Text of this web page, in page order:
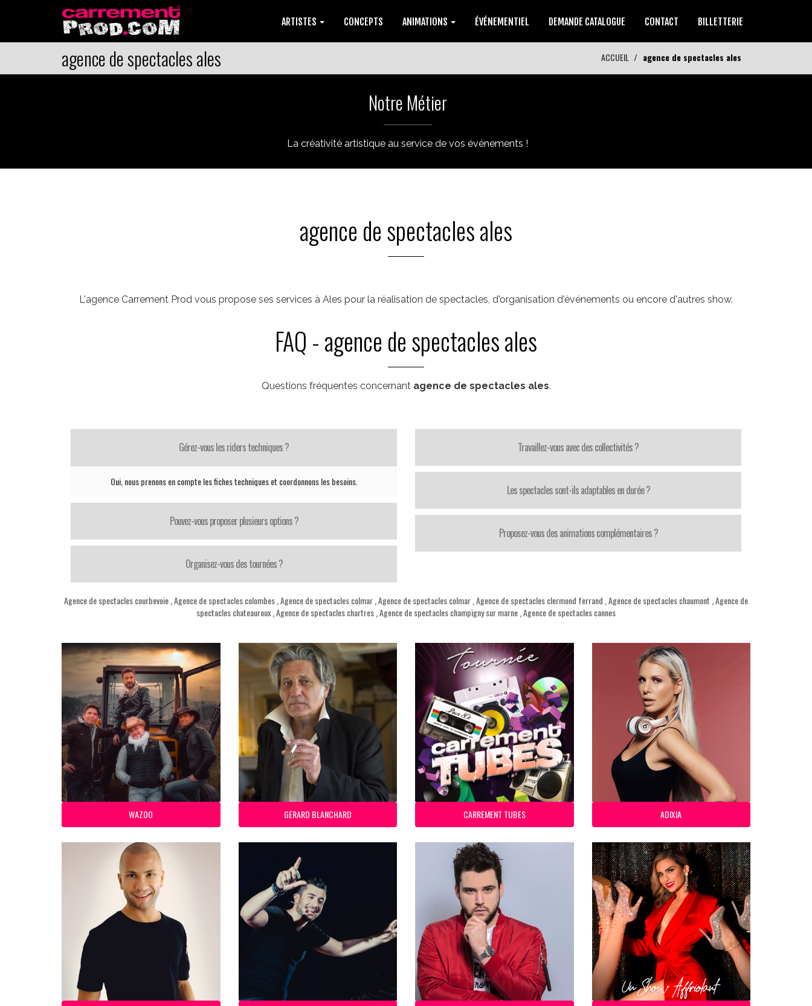
ARTISTES CONCEPTS ANIMATIONS ÉVÉNEMENTIEL DEMANDE CATALOGUE CONTACT BILLETTERIE
agence de spectacles ales ACCUEIL agence de spectacles ales
Notre Métier
La créativité artistique au service de vos événements !
agence de spectacles ales
L'agence Carrement Prod vous propose ses services à Ales pour la réalisation de spectacles, d'organisation d'événements ou encore d'autres show.
FAQ - agence de spectacles ales
Questions fréquentes concernant agence de spectacles ales.
Gérez-vous les riders techniques ?
Oui, nous prenons en compte les fiches techniques et coordonnons les besoins.
Pouvez-vous proposer plusieurs options ?
Organisez-vous des tournées ?
Travaillez-vous avec des collectivités ?
Les spectacles sont-ils adaptables en durée ?
Proposez-vous des animations complémentaires ?
Agence de spectacles courbevoie Agence de spectacles colombes Agence de spectacles colmar Agence de spectacles colmar Agence de spectacles clermond ferrand Agence de spectacles chaumont Agence de
spectacles chateauroux Agence de spectacles chartres Agence de spectacles champigny sur marne Agence de spectacles cannes
WAZOO GERARD BLANCHARD CARREMENT TUBES ADIXIA